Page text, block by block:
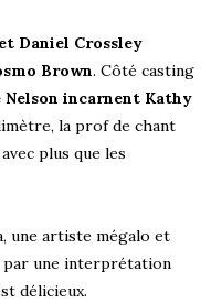
Daniel Crossley
Brown. Côté casting
Nelson incarnent Kathy
la prof de chant
plus que les
une artiste mégalo et
par une interprétation
délicieux.